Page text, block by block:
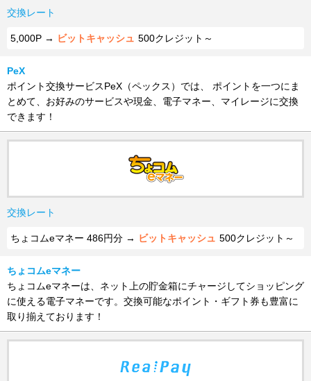
交換レート
5,000P → ビットキャッシュ 500クレジット～
PeX
ポイント交換サービスPeX（ペックス）では、 ポイントを一つにま
とめて、お好みのサービスや現金、電子マネー、マイレージに交換
できます！
交換レート
ちょコムeマネー 486円分 → ビットキャッシュ 500クレジット～
ちょコムeマネー
ちょコムeマネーは、ネット上の貯金箱にチャージしてショッピング
に使える電子マネーです。交換可能なポイント・ギフト券も豊富に
取り揃えております！